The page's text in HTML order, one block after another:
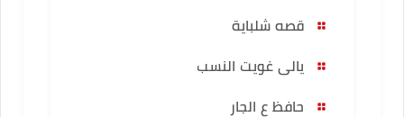
قصه شلباية
يالى غويت النسب
حافظ ع الجار